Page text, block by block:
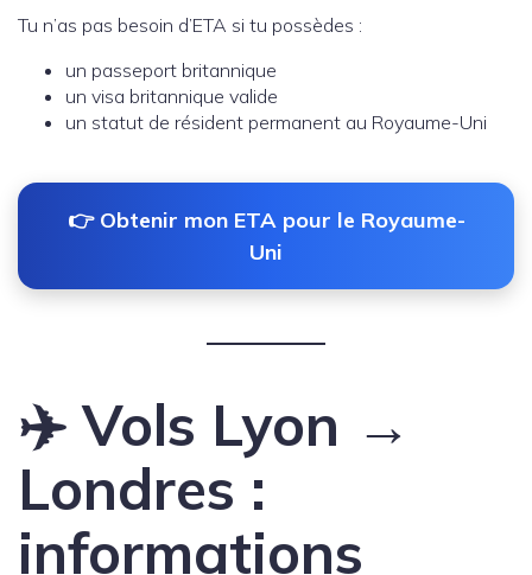
Tu n’as pas besoin d’ETA si tu possèdes :
un passeport britannique
un visa britannique valide
un statut de résident permanent au Royaume-Uni
👉 Obtenir mon ETA pour le Royaume-
Uni
✈️ Vols Lyon →
Londres :
informations